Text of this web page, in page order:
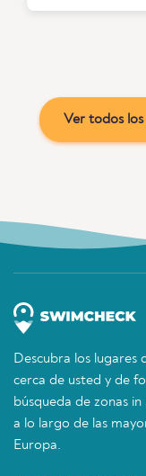
Ver todos
Descubra los lugares
cerca de usted y de
búsqueda de zonas
a lo largo de las
Europa.